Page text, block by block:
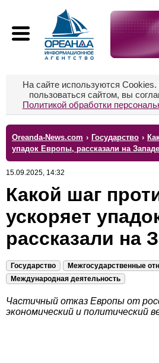
На сайте используются
пользоваться сайтом, вы
Политикой обработки
Oreanda-News.com › Государство ›
упадок Европы, рассказали на Западе
15.09.2025, 14:32
Какой шаг
ускоряет
рассказали на
Государство
Межгосударственные
Международная деятельность
Частичный отказ Европы от
экономический и политический